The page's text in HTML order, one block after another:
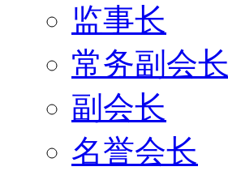
监事长
常务副会长
副会长
名誉会长